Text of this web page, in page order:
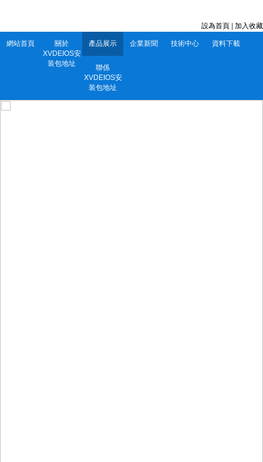
設為首頁 加入收藏
網站首頁
關於
XVDEIOS安
装包地址
產品展示 企業新聞 技術中心 資料下載
聯係
XVDEIOS安
装包地址